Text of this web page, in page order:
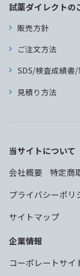
試薬ダイレクトの
販売方針
ご注文方法
SDS/検査成績書
見積り方法
当サイトについて
会社概要
特定商
プライバシーポリ
サイトマップ
企業情報
コーポレートサイ